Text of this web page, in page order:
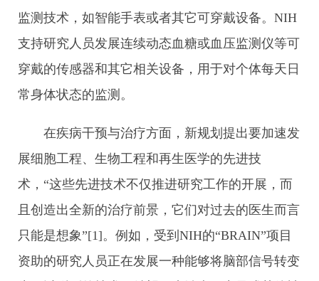
监测技术，如智能手表或者其它可穿戴设备。NIH
支持研究人员发展连续动态血糖或血压监测仪等可
穿戴的传感器和其它相关设备，用于对个体每天日
常身体状态的监测。
在疾病干预与治疗方面，新规划提出要加速发
展细胞工程、生物工程和再生医学的先进技
术，“这些先进技术不仅推进研究工作的开展，而
且创造出全新的治疗前景，它们对过去的医生而言
只能是想象”[1]。例如，受到NIH的“BRAIN”项目
资助的研究人员正在发展一种能够将脑部信号转变